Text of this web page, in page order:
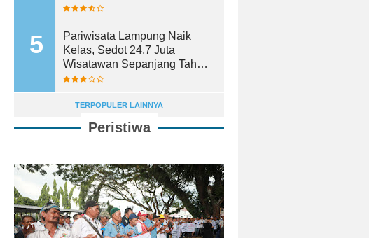
Pariwisata Lampung Naik
Kelas, Sedot 24,7 Juta
Wisatawan Sepanjang Tahun
2025
TERPOPULER LAINNYA
Peristiwa